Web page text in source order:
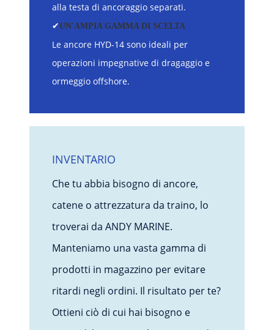
alla testa di ancoraggio separati.
✔UN'AMPIA GAMMA DI SCELTA
Le ancore HYD-14 sono ideali per
operazioni impegnative di dragaggio e
ormeggio offshore.
INVENTARIO
Che tu abbia bisogno di ancore,
catene o attrezzatura da traino, lo
troverai da ANDY MARINE.
Manteniamo una vasta gamma di
prodotti in magazzino per evitare
ritardi negli ordini. Il risultato per te?
Ottieni ciò di cui hai bisogno e